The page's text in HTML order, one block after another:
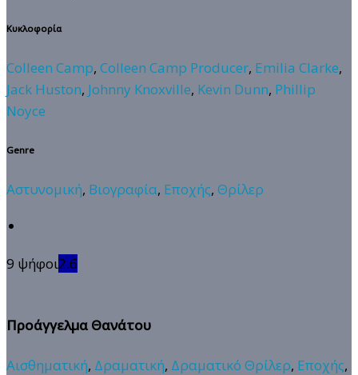
Κυκλοφορία
Colleen Camp, Colleen Camp Producer, Emilia Clarke,
Jack Huston, Johnny Knoxville, Kevin Dunn, Phillip
Noyce
Genre
Αστυνομική, Βιογραφία, Εποχής, Θρίλερ
9 ψήφοι2.6
Προάγγελμα Θανάτου
Αισθηματική, Δραματική, Δραματικό Θρίλερ, Εποχής,